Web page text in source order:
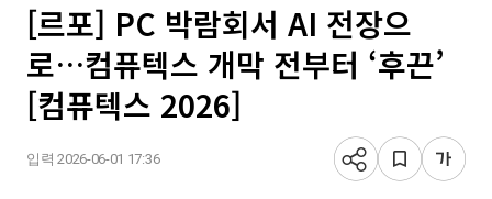
[르포] PC 박람회서 AI 전장으
로…컴퓨텍스 개막 전부터 ‘후끈’
[컴퓨텍스 2026]
입력 2026-06-01 17:36